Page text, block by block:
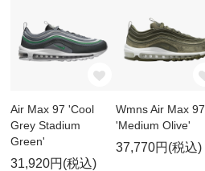
Air Max 97 'Cool
Grey Stadium
Green'
31,920円(税込)
Wmns Air Max 97
'Medium Olive'
37,770円(税込)